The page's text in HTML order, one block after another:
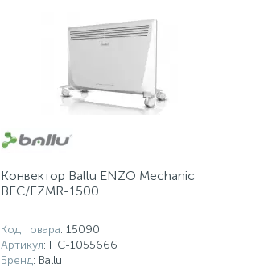
Конвектор Ballu ENZO Mechanic
BEC/EZMR-1500
Код товара: 15090
Артикул: НС-1055666
Бренд: Ballu